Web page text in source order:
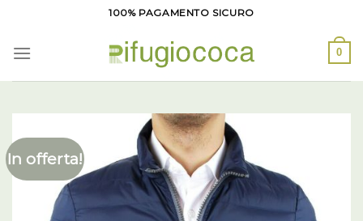
contenuti
100% PAGAMENTO SICURO
0
In offerta!